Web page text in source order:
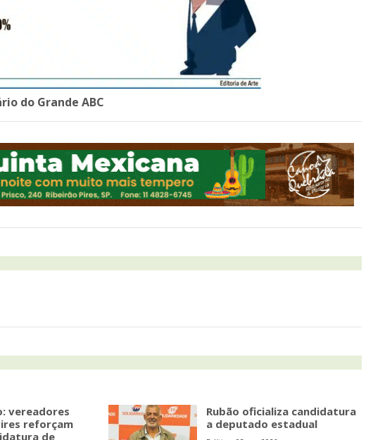
do Grande ABC
vereadores
reforçam
de
Rubão oficializa candidatura
a deputado estadual